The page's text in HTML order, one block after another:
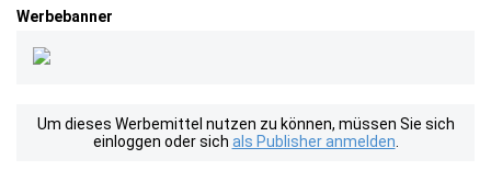
Werbebanner
Um dieses Werbemittel nutzen zu können, müssen Sie sich
einloggen oder sich als Publisher anmelden